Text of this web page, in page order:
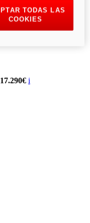
i
TODAS LAS
COOKIES